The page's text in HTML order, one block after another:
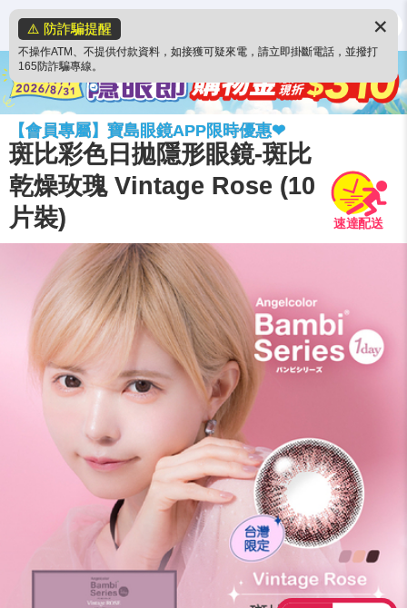
⚠️ 防詐騙提醒
不操作ATM、不提供付款資料，如接獲可疑來電，請立即掛斷電話，並撥打
165防詐騙專線。
✕
【會員專屬】寶島眼鏡APP限時優惠❤
斑比彩色日拋隱形眼鏡-斑比
乾燥玫瑰 Vintage Rose (10
片裝)